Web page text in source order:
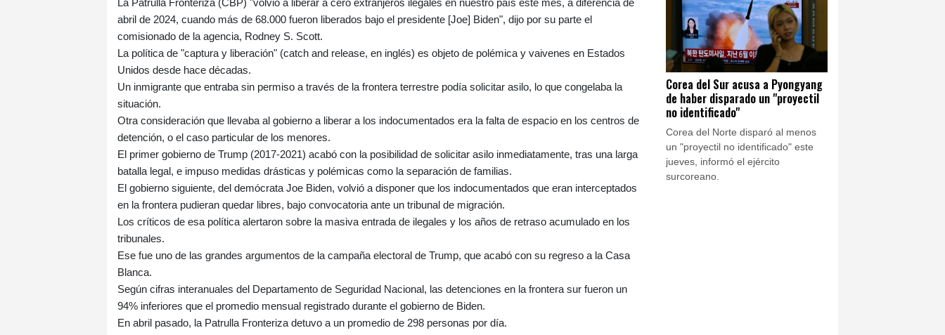
abril de 2024, cuando más de 68.000 fueron liberados bajo el presidente [Joe] Biden", dijo por su parte el
comisionado de la agencia, Rodney S. Scott.
La política de "captura y liberación" (catch and release, en inglés) es objeto de polémica y vaivenes en Estados
Unidos desde hace décadas.
Un inmigrante que entraba sin permiso a través de la frontera terrestre podía solicitar asilo, lo que congelaba la
situación.
Otra consideración que llevaba al gobierno a liberar a los indocumentados era la falta de espacio en los centros de
detención, o el caso particular de los menores.
El primer gobierno de Trump (2017-2021) acabó con la posibilidad de solicitar asilo inmediatamente, tras una larga
batalla legal, e impuso medidas drásticas y polémicas como la separación de familias.
El gobierno siguiente, del demócrata Joe Biden, volvió a disponer que los indocumentados que eran interceptados
en la frontera pudieran quedar libres, bajo convocatoria ante un tribunal de migración.
Los críticos de esa política alertaron sobre la masiva entrada de ilegales y los años de retraso acumulado en los
tribunales.
Ese fue uno de las grandes argumentos de la campaña electoral de Trump, que acabó con su regreso a la Casa
Blanca.
Según cifras interanuales del Departamento de Seguridad Nacional, las detenciones en la frontera sur fueron un
94% inferiores que el promedio mensual registrado durante el gobierno de Biden.
En abril pasado, la Patrulla Fronteriza detuvo a un promedio de 298 personas por día.
Corea del Sur acusa a Pyongyang
de haber disparado un "proyectil
no identificado"
Corea del Norte disparó al menos
un "proyectil no identificado" este
jueves, informó el ejército
surcoreano.